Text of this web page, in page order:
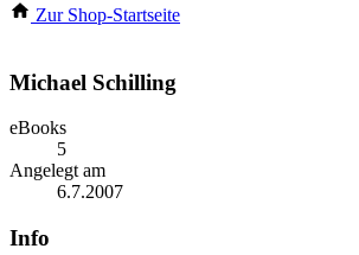
Zur Shop-Startseite
Michael Schilling
eBooks
5
Angelegt am
6.7.2007
Info